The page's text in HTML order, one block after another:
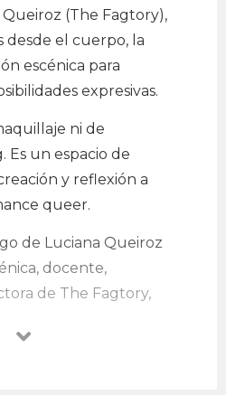
(The Fagtory),
desde el cuerpo, la
escénica para
expresivas.
ni de
Es un espacio de
y reflexión a
queer.
de Luciana Queiroz
docente,
de The Fagtory,